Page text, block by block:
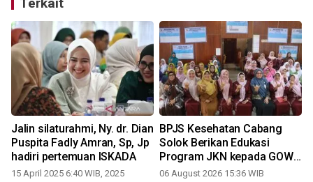
Jalin silaturahmi, Ny. dr. Dian
Puspita Fadly Amran, Sp, Jp
hadiri pertemuan ISKADA
15 April 2025 6:40 WIB, 2025
BPJS Kesehatan Cabang
Solok Berikan Edukasi
Program JKN kepada GOW
Kota Solok
06 August 2026 15:36 WIB